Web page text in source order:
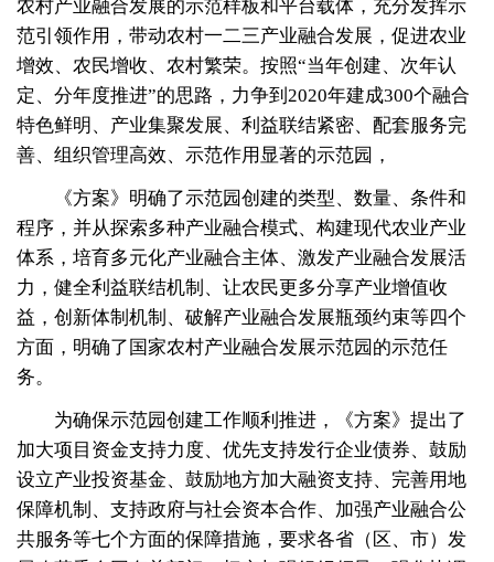
农村产业融合发展的示范样板和平台载体，充分发挥示
范引领作用，带动农村一二三产业融合发展，促进农业
增效、农民增收、农村繁荣。按照“当年创建、次年认
定、分年度推进”的思路，力争到2020年建成300个融合
特色鲜明、产业集聚发展、利益联结紧密、配套服务完
善、组织管理高效、示范作用显著的示范园，
《方案》明确了示范园创建的类型、数量、条件和
程序，并从探索多种产业融合模式、构建现代农业产业
体系，培育多元化产业融合主体、激发产业融合发展活
力，健全利益联结机制、让农民更多分享产业增值收
益，创新体制机制、破解产业融合发展瓶颈约束等四个
方面，明确了国家农村产业融合发展示范园的示范任
务。
为确保示范园创建工作顺利推进，《方案》提出了
加大项目资金支持力度、优先支持发行企业债券、鼓励
设立产业投资基金、鼓励地方加大融资支持、完善用地
保障机制、支持政府与社会资本合作、加强产业融合公
共服务等七个方面的保障措施，要求各省（区、市）发